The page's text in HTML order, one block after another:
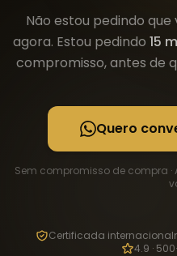
Não estou pedindo
agora. Estou pedindo 15
compromisso, antes de
Quero
Sem compromisso de compra
Certificada
4.9 ·